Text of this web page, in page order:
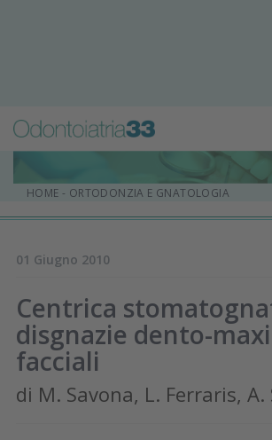
HOME - ORTODONZIA E GNATOLOGIA
01 Giugno 2010
Centrica
disgnazie dento-
facciali
di M. Savona, L. Ferraris, A.